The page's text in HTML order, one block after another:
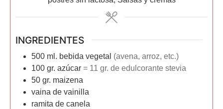
INGREDIENTES
500 ml. bebida vegetal (avena, arroz, etc.)
100 gr. azúcar = 11 gr. de edulcorante stevia
50 gr. maizena
vaina de vainilla
ramita de canela